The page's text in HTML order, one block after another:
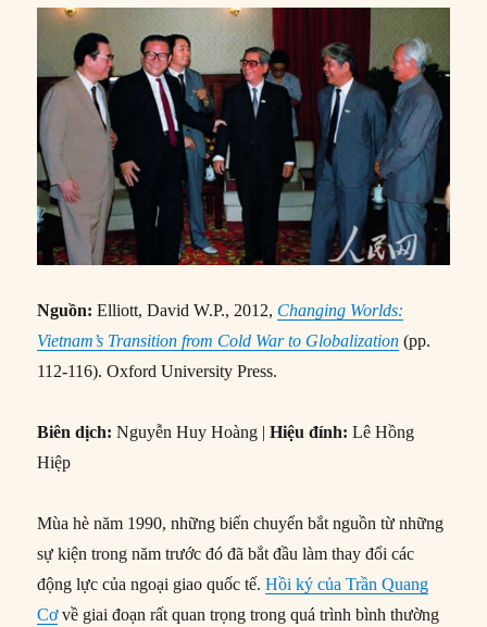
Nguồn: Elliott, David W.P., 2012, Changing Worlds:
Vietnam’s Transition from Cold War to Globalization (pp.
112-116). Oxford University Press.
Biên dịch: Nguyễn Huy Hoàng |Hiệu đính: Lê Hồng
Hiệp
Mùa hè năm 1990, những biến chuyển bắt nguồn từ những
sự kiện trong năm trước đó đã bắt đầu làm thay đổi các
động lực của ngoại giao quốc tế.Hồi ký của Trần Quang
Cơvề giai đoạn rất quan trọng trong quá trình bình thường